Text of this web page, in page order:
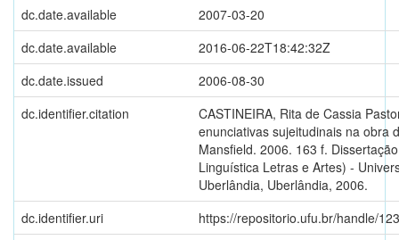
dc.date.available
2007-03-20
dc.date.available
2016-06-22T18:42:32Z
dc.date.issued
2006-08-30
dc.identifier.citation
CASTINEIRA, Rita de Cassia
enunciativas sujeitudinais na obra
Mansfield. 2006. 163 f.
Linguística Letras e Artes) -
Uberlândia, Uberlândia, 2006.
dc.identifier.uri
https://repositorio.ufu.br/handle/